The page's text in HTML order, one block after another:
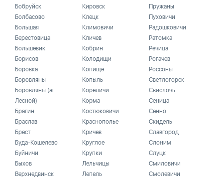
Бобруйск
Болбасово
Большая
Берестовица
Большевик
Борисов
Боровка
Боровляны
Боровляны (аг.
Лесной)
Брагин
Браслав
Брест
Буда-Кошелево
Буйничи
Быхов
Верхнедвинск
Кировск
Клецк
Климовичи
Кличев
Кобрин
Колодищи
Копище
Копыль
Кореличи
Корма
Костюковичи
Краснополье
Кричев
Круглое
Крупки
Лельчицы
Лепель
Пружаны
Пуховичи
Радошковичи
Ратомка
Речица
Рогачев
Россоны
Светлогорск
Свислочь
Сеница
Сенно
Скидель
Славгород
Слоним
Слуцк
Смиловичи
Смолевичи